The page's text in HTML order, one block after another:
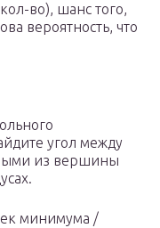
во), шанс того,
вероятность, что
угол между
из вершины
минимума /